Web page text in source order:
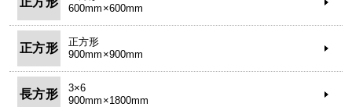
600mm×600mm
正方形
正方形
900mm×900mm
長方形
3×6
900mm×1800mm